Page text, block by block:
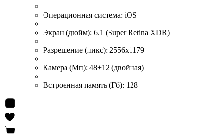
Операционная система: iOS
Экран (дюйм): 6.1 (Super Retina XDR)
Разрешение (пикс): 2556x1179
Камера (Мп): 48+12 (двойная)
Встроенная память (Гб): 128